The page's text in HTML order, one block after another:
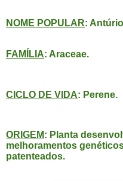
NOME POPULAR:
FAMÍLIA: Araceae.
CICLO DE VIDA: Perene.
ORIGEM: Planta
melhoramentos
patenteados.